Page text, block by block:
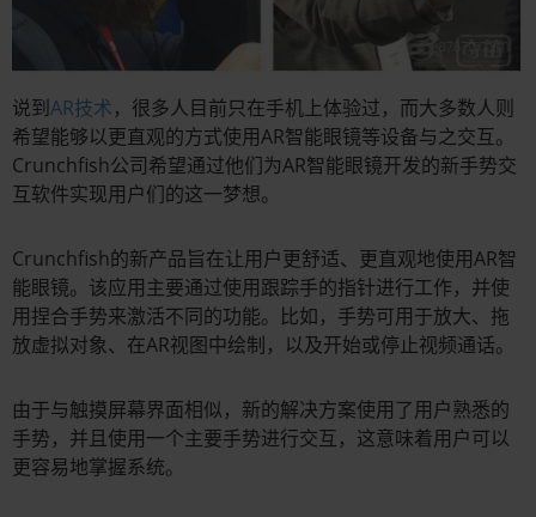
说到 AR技术，很多人目前只在手机上体验过，而大多数人则
希望能够以更直观的方式使用AR智能眼镜等设备与之交互。
Crunchfish公司希望通过他们为AR智能眼镜开发的新手势交
互软件实现用户们的这一梦想。
Crunchfish的新产品旨在让用户更舒适、更直观地使用AR智
能眼镜。该应用主要通过使用跟踪手的指针进行工作，并使
用捏合手势来激活不同的功能。比如，手势可用于放大、拖
放虚拟对象、在AR视图中绘制，以及开始或停止视频通话。
由于与触摸屏幕界面相似，新的解决方案使用了用户熟悉的
手势，并且使用一个主要手势进行交互，这意味着用户可以
更容易地掌握系统。